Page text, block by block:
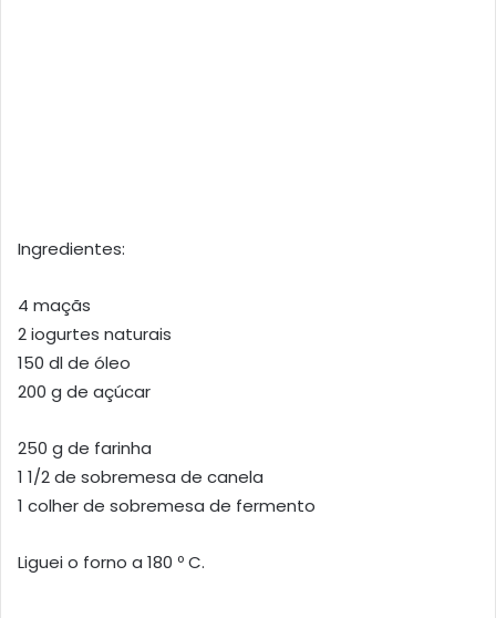
Ingredientes:
4 maçãs
2 iogurtes naturais
150 dl de óleo
200 g de açúcar
250 g de farinha
1 1/2 de sobremesa de canela
1 colher de sobremesa de fermento
Liguei o forno a 180 º C.